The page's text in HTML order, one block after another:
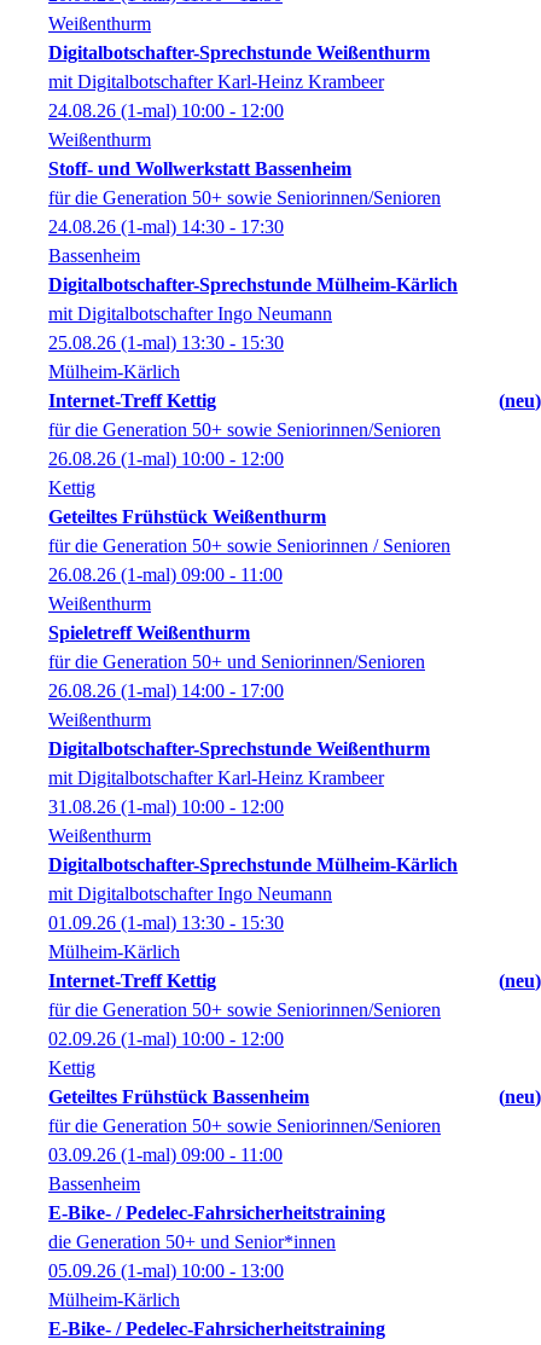
Weißenthurm
Digitalbotschafter-Sprechstunde Weißenthurm
mit Digitalbotschafter Karl-Heinz Krambeer
24.08.26 (1-mal) 10:00 - 12:00
Weißenthurm
Stoff- und Wollwerkstatt Bassenheim
für die Generation 50+ sowie Seniorinnen/Senioren
24.08.26 (1-mal) 14:30 - 17:30
Bassenheim
Digitalbotschafter-Sprechstunde Mülheim-Kärlich
mit Digitalbotschafter Ingo Neumann
25.08.26 (1-mal) 13:30 - 15:30
Mülheim-Kärlich
Internet-Treff Kettig
neu
für die Generation 50+ sowie Seniorinnen/Senioren
26.08.26 (1-mal) 10:00 - 12:00
Kettig
Geteiltes Frühstück Weißenthurm
für die Generation 50+ sowie Seniorinnen / Senioren
26.08.26 (1-mal) 09:00 - 11:00
Weißenthurm
Spieletreff Weißenthurm
für die Generation 50+ und Seniorinnen/Senioren
26.08.26 (1-mal) 14:00 - 17:00
Weißenthurm
Digitalbotschafter-Sprechstunde Weißenthurm
mit Digitalbotschafter Karl-Heinz Krambeer
31.08.26 (1-mal) 10:00 - 12:00
Weißenthurm
Digitalbotschafter-Sprechstunde Mülheim-Kärlich
mit Digitalbotschafter Ingo Neumann
01.09.26 (1-mal) 13:30 - 15:30
Mülheim-Kärlich
Internet-Treff Kettig
neu
für die Generation 50+ sowie Seniorinnen/Senioren
02.09.26 (1-mal) 10:00 - 12:00
Kettig
Geteiltes Frühstück Bassenheim
neu
für die Generation 50+ sowie Seniorinnen/Senioren
03.09.26 (1-mal) 09:00 - 11:00
Bassenheim
E-Bike- / Pedelec-Fahrsicherheitstraining
die Generation 50+ und Senior*innen
05.09.26 (1-mal) 10:00 - 13:00
Mülheim-Kärlich
E-Bike- / Pedelec-Fahrsicherheitstraining